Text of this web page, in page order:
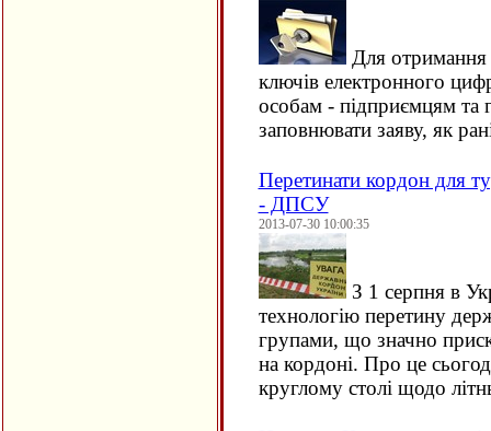
Для отримання
ключів електронного
особам - підприємцям та
заповнювати заяву, як
Перетинати кордон для
- ДПСУ
2013-07-30 10:00:35
З 1 серпня в
технологію перетину
групами, що значно
на кордоні. Про це
круглому столі щодо